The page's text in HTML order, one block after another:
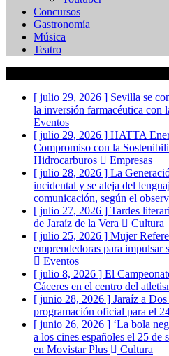
Concursos
Gastronomía
Música
Teatro
[ julio 29, 2026 ] Sevilla se
la inversión farmacéutica con
Eventos
[ julio 29, 2026 ] HATTA
Compromiso con la
Hidrocarburos
Empresas
[ julio 28, 2026 ] La
incidental y se aleja del
comunicación, según el
[ julio 27, 2026 ] Tardes
de Jaraíz de la Vera
Cultura
[ julio 25, 2026 ] Mujer
emprendedoras para
Eventos
[ julio 8, 2026 ] El
Cáceres en el centro del
[ junio 28, 2026 ] Jaraíz a
programación oficial para el
[ junio 26, 2026 ] ‘La bola
a los cines españoles el 25 de
en Movistar Plus
Cultura